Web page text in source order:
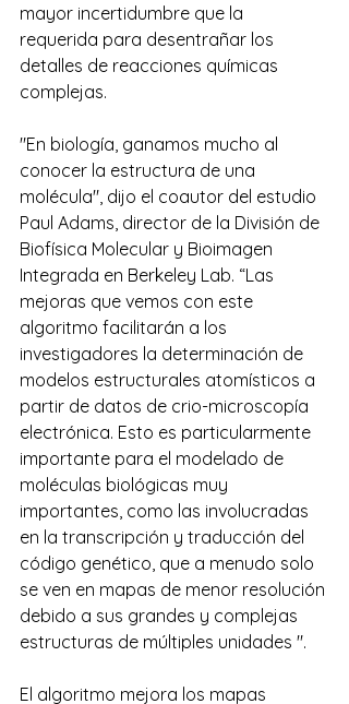
mayor incertidumbre que la
requerida para desentrañar los
detalles de reacciones químicas
complejas.
"En biología, ganamos mucho al
conocer la estructura de una
molécula", dijo el coautor del estudio
Paul Adams, director de la División de
Biofísica Molecular y Bioimagen
Integrada en Berkeley Lab. “Las
mejoras que vemos con este
algoritmo facilitarán a los
investigadores la determinación de
modelos estructurales atomísticos a
partir de datos de crio-microscopía
electrónica. Esto es particularmente
importante para el modelado de
moléculas biológicas muy
importantes, como las involucradas
en la transcripción y traducción del
código genético, que a menudo solo
se ven en mapas de menor resolución
debido a sus grandes y complejas
estructuras de múltiples unidades ".
El algoritmo mejora los mapas